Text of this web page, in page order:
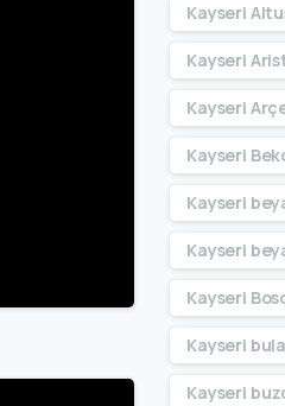
Kayseri
Kayseri
Kayseri
Kayseri
Kayseri
Kayseri
Kayseri
Kayseri
Kayseri